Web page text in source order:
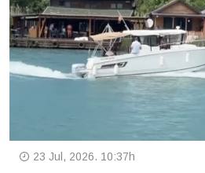
23 Jul, 2026. 10:37h